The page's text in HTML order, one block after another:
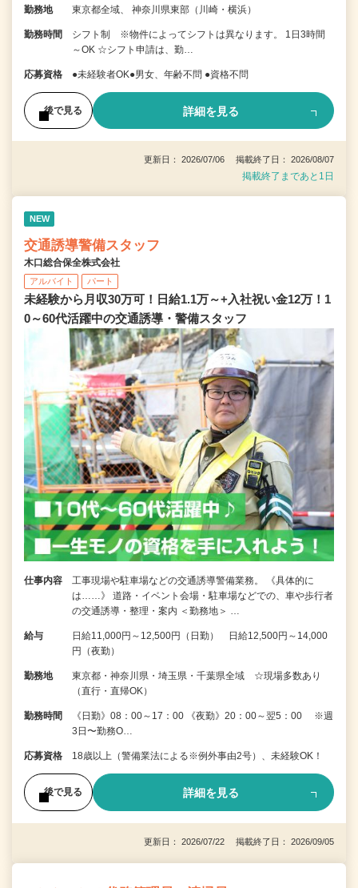
勤務地 東京都全域、 神奈川県東部（川崎・横浜）
勤務時間
シフト制 ※物件によってシフトは異なります。 1日3時間
～OK ☆シフト申請は、勤…
応募資格 ●未経験者OK●男女、年齢不問 ●資格不問
後で見る 詳細を見る
更新日： 2026/07/06 掲載終了日： 2026/08/07
掲載終了まであと1日
NEW
交通誘導警備スタッフ
木口総合保全株式会社
アルバイト パート
未経験から月収30万可！日給1.1万～+入社祝い金12万！1
0～60代活躍中の交通誘導・警備スタッフ
仕事内容
工事現場や駐車場などの交通誘導警備業務。 《具体的に
は……》 道路・イベント会場・駐車場などでの、車や歩行者
の交通誘導・整理・案内 ＜勤務地＞ …
給与
日給11,000円～12,500円（日勤） 日給12,500円～14,000
円（夜勤）
勤務地
東京都・神奈川県・埼玉県・千葉県全域 ☆現場多数あり
（直行・直帰OK）
勤務時間
《日勤》08：00～17：00 《夜勤》20：00～翌5：00 ※週
3日〜勤務O…
応募資格 18歳以上（警備業法による※例外事由2号）、未経験OK！
後で見る 詳細を見る
更新日： 2026/07/22 掲載終了日： 2026/09/05